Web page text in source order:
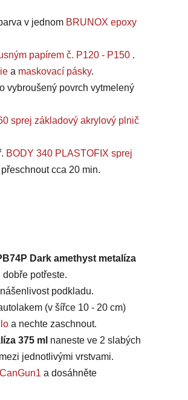
v jednom BRUNOX epoxy
papírem č. P120 - P150 .
a maskovací pásky.
vybroušený povrch vytmelený
sprej základový akrylový plnič
BODY 340 PLASTOFIX sprej
cca 20 min.
Dark amethyst metalíza
potřeste.
podkladu.
(v šířce 10 - 20 cm)
a nechte zaschnout.
375 ml naneste ve 2 slabých
jednotlivými vrstvami.
a dosáhněte